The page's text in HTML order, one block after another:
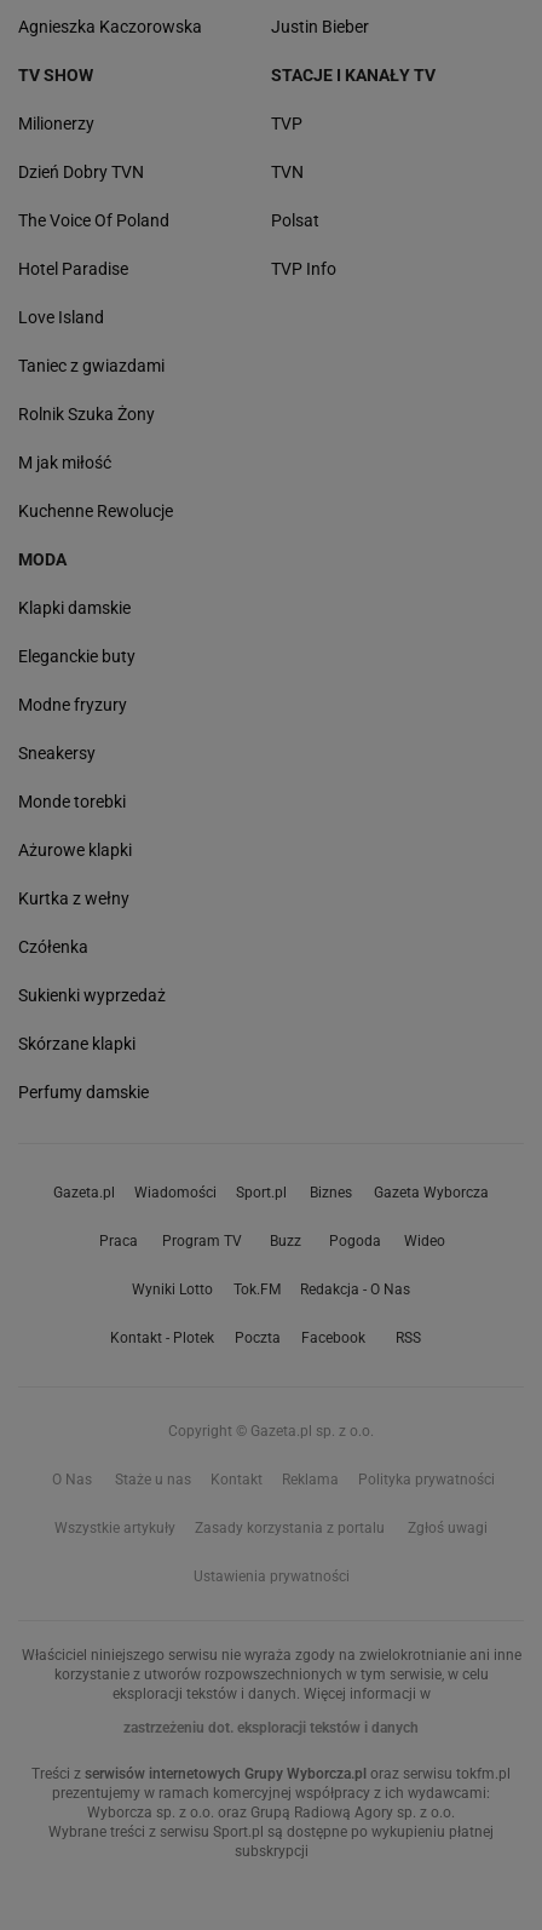
Agnieszka Kaczorowska Justin Bieber
TV SHOW
Milionerzy
Dzień Dobry TVN
The Voice Of Poland
Hotel Paradise
Love Island
Taniec z gwiazdami
Rolnik Szuka Żony
M jak miłość
Kuchenne Rewolucje
STACJE I KANAŁY TV
TVP
TVN
Polsat
TVP Info
MODA
Klapki damskie
Eleganckie buty
Modne fryzury
Sneakersy
Monde torebki
Ażurowe klapki
Kurtka z wełny
Czółenka
Sukienki wyprzedaż
Skórzane klapki
Perfumy damskie
Gazeta.pl Wiadomości Sport.pl Biznes Gazeta Wyborcza
Praca Program TV Buzz Pogoda Wideo
Wyniki Lotto Tok.FM Redakcja - O Nas
Kontakt - Plotek Poczta Facebook RSS
Copyright © Gazeta.pl sp. z o.o.
O Nas Staże u nas Kontakt Reklama Polityka prywatności
Wszystkie artykuły Zasady korzystania z portalu Zgłoś uwagi
Ustawienia prywatności
Właściciel niniejszego serwisu nie wyraża zgody na zwielokrotnianie ani inne
korzystanie z utworów rozpowszechnionych w tym serwisie, w celu
eksploracji tekstów i danych. Więcej informacji w
zastrzeżeniu dot. eksploracji tekstów i danych
Treści z serwisów internetowych Grupy Wyborcza.pl oraz serwisu tokfm.pl
prezentujemy w ramach komercyjnej współpracy z ich wydawcami:
Wyborcza sp. z o.o. oraz Grupą Radiową Agory sp. z o.o.
Wybrane treści z serwisu Sport.pl są dostępne po wykupieniu płatnej
subskrypcji